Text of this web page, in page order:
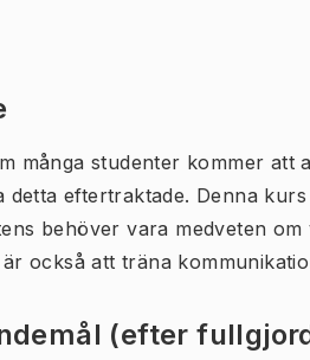
många studenter kommer att
detta eftertraktade. Denna
behöver vara medveten
också att träna
(efter